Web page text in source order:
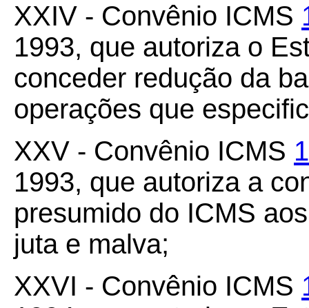
XXIV - Convênio ICMS
1993, que autoriza o
conceder redução da
operações que
XXV - Convênio ICMS
1993, que autoriza a
presumido do ICMS
juta e malva;
XXVI - Convênio ICMS